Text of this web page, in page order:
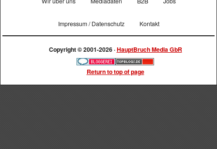
Impressum / Datenschutz Kontakt
Copyright © 2001-2026 ·HauptBruch Media GbR
Return to top of page